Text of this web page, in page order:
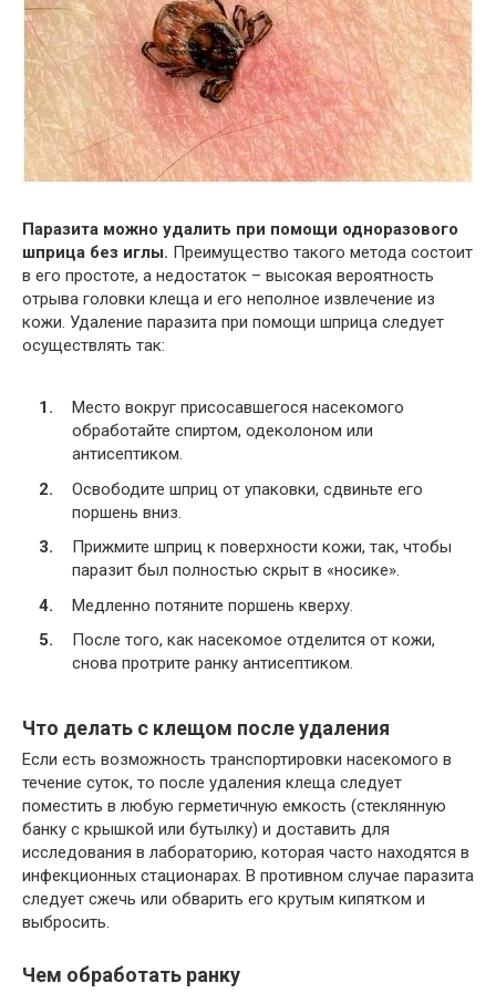
Паразита можно удалить при помощи одноразового
шприца без иглы. Преимущество такого метода состоит
в его простоте, а недостаток – высокая вероятность
отрыва головки клеща и его неполное извлечение из
кожи. Удаление паразита при помощи шприца следует
осуществлять так:
Место вокруг присосавшегося насекомого
обработайте спиртом, одеколоном или
антисептиком.
Освободите шприц от упаковки, сдвиньте его
поршень вниз.
Прижмите шприц к поверхности кожи, так, чтобы
паразит был полностью скрыт в «носике».
Медленно потяните поршень кверху.
После того, как насекомое отделится от кожи,
снова протрите ранку антисептиком.
Что делать с клещом после удаления
Если есть возможность транспортировки насекомого в
течение суток, то после удаления клеща следует
поместить в любую герметичную емкость (стеклянную
банку с крышкой или бутылку) и доставить для
исследования в лабораторию, которая часто находятся в
инфекционных стационарах. В противном случае паразита
следует сжечь или обварить его крутым кипятком и
выбросить.
Чем обработать ранку